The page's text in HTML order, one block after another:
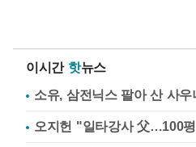
이시간 핫뉴스
소유, 삼전닉스 팔아 산 사우
오지헌 "일타강사 父…100